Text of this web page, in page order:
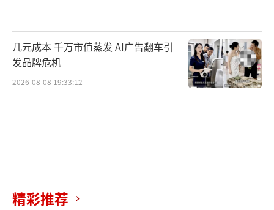
几元成本 千万市值蒸发 AI广告翻车引
发品牌危机
2026-08-08 19:33:12
精彩推荐